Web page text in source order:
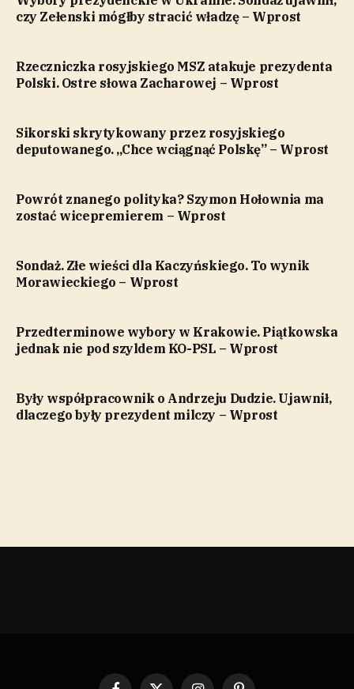
czy Zełenski mógłby stracić władzę – Wprost
Rzeczniczka rosyjskiego MSZ atakuje prezydenta
Polski. Ostre słowa Zacharowej – Wprost
Sikorski skrytykowany przez rosyjskiego
deputowanego. „Chce wciągnąć Polskę” – Wprost
Powrót znanego polityka? Szymon Hołownia ma
zostać wicepremierem – Wprost
Sondaż. Złe wieści dla Kaczyńskiego. To wynik
Morawieckiego – Wprost
Przedterminowe wybory w Krakowie. Piątkowska
jednak nie pod szyldem KO-PSL – Wprost
Były współpracownik o Andrzeju Dudzie. Ujawnił,
dlaczego były prezydent milczy – Wprost